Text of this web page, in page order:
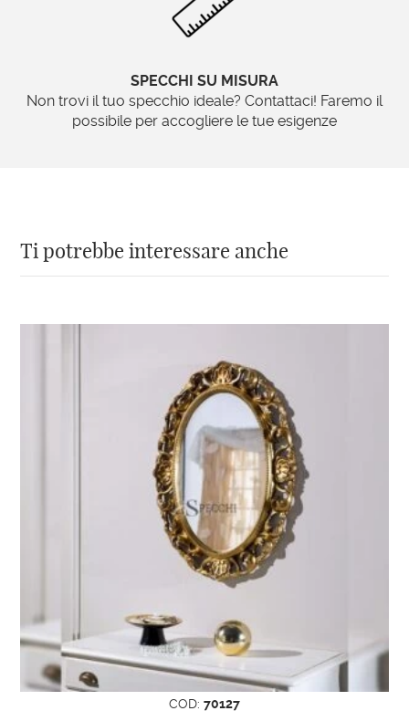
o bisellato
Lo specchio può essere scelto con due
aggiunge profondità e luminosità
adattarsi al tuo spazio
Se hai esigenze specifiche di dimensioni, puoi
specchiera camera da letto
. Ogni pezzo viene realizzato con
cura dai nostri artigiani, garantendo un
prodotto unico e di alta qualità.
Perché scegliere questa
Materiali di alta qualità, resistenti e
Finiture elegantiper ambienti classici o
moderni
Realizzazione artigianale, ogni pezzo è
unico
SPECCHI SU MISURA
Non trovi il tuo specchio ideale? Contattaci! Faremo il
possibile per accogliere le tue esigenze
Ti potrebbe interessare anche
COD: 70127